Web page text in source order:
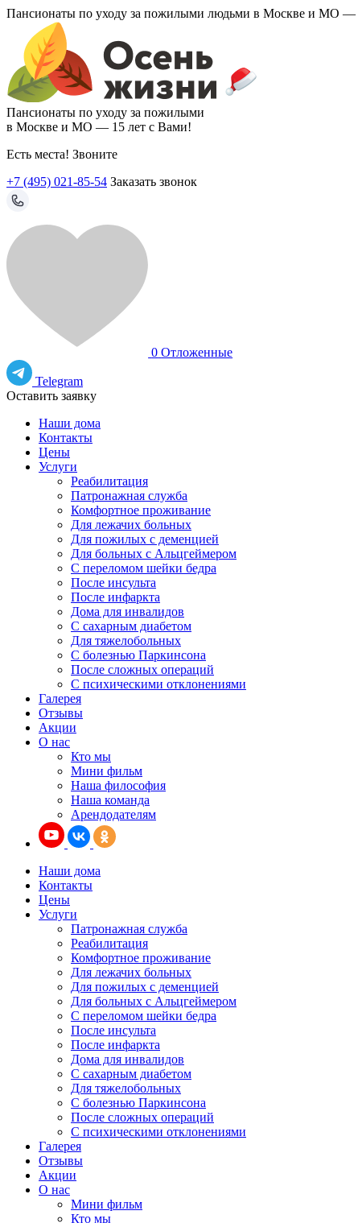
Пансионаты по уходу за пожилыми людьми в Москве и МО —
Пансионаты по уходу за пожилыми
в Москве и МО — 15 лет с Вами!
Есть места! Звоните
+7 (495) 021-85-54 Заказать звонок
0 Отложенные
Telegram
Оставить заявку
Наши дома
Контакты
Цены
Услуги
Реабилитация
Патронажная служба
Комфортное проживание
Для лежачих больных
Для пожилых с деменцией
Для больных с Альцгеймером
С переломом шейки бедра
После инсульта
После инфаркта
Дома для инвалидов
С сахарным диабетом
Для тяжелобольных
С болезнью Паркинсона
После сложных операций
С психическими отклонениями
Галерея
Отзывы
Акции
О нас
Кто мы
Мини фильм
Наша философия
Наша команда
Арендодателям
Наши дома
Контакты
Цены
Услуги
Патронажная служба
Реабилитация
Комфортное проживание
Для лежачих больных
Для пожилых с деменцией
Для больных с Альцгеймером
С переломом шейки бедра
После инсульта
После инфаркта
Дома для инвалидов
С сахарным диабетом
Для тяжелобольных
С болезнью Паркинсона
После сложных операций
С психическими отклонениями
Галерея
Отзывы
Акции
О нас
Мини фильм
Кто мы